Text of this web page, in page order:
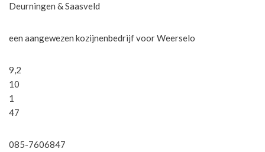
Deurningen & Saasveld
een aangewezen kozijnenbedrijf voor Weerselo
9,2
10
1
47
085-7606847